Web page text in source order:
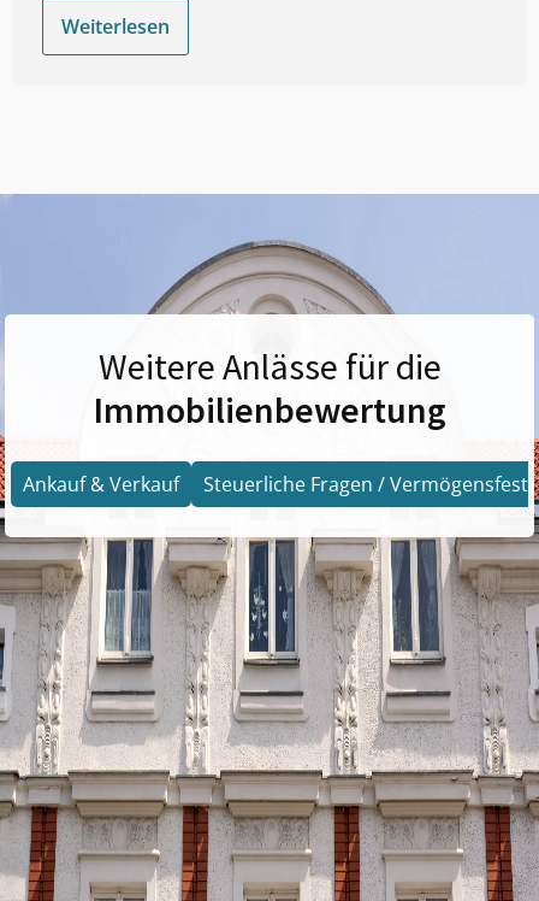
Weiterlesen
Weitere Anlässe für die
Immobilienbewertung
Ankauf & Verkauf Steuerliche Fragen /